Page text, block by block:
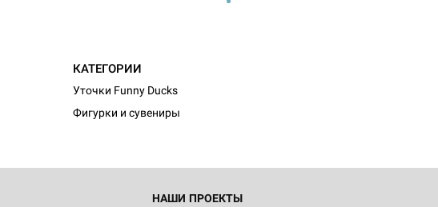
КАТЕГОРИИ
Уточки Funny Ducks
Фигурки и сувениры
НАШИ ПРОЕКТЫ